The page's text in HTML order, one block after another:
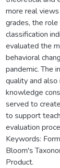
more real
grades, the
classification
evaluated the
behavioral
pandemic. The
quality and
knowledge
served to
to support
evaluation
Keywords:
Bloom's
Product.